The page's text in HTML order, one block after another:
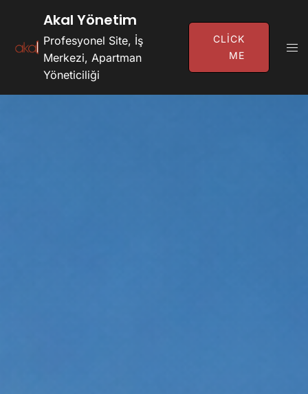
Akal Yönetim
Profesyonel Site, İş
Merkezi, Apartman
Yöneticiliği
CLICK
ME